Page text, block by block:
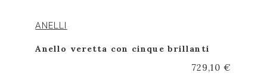
ANELLI
Anello veretta con cinque brillanti
729,10 €